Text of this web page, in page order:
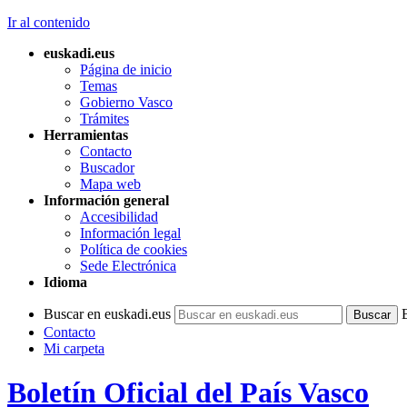
Ir al contenido
euskadi.eus
Página de inicio
Temas
Gobierno Vasco
Trámites
Herramientas
Contacto
Buscador
Mapa web
Información general
Accesibilidad
Información legal
Política de cookies
Sede Electrónica
Idioma
Buscar en euskadi.eus
Contacto
Mi carpeta
Boletín Oficial del País Vasco